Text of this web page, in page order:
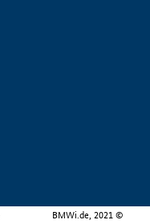
BMWi.de, 2021 ©